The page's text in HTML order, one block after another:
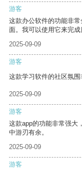
游客
这款办公软件的功能非
面。我可以使用它来完成
2025-09-09
游客
这款学习软件的社区氛围
2025-09-09
游客
这款app的功能非常强大
中游刃有余。
2025-09-09
游客